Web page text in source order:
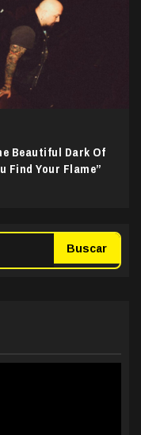
Beautiful Dark Of
Find Your Flame”
Buscar